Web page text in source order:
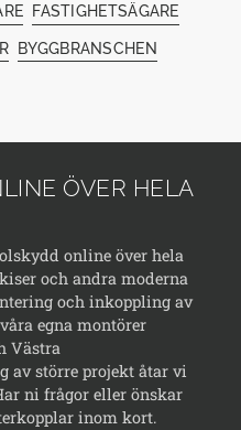
FASTIGHETSÄGARE
BYGGBRANSCHEN
ÖVER HELA
online över hela
och andra moderna
och inkoppling av
egna montörer
Västra
av större projekt åtar vi
ni frågor eller önskar
inom kort.